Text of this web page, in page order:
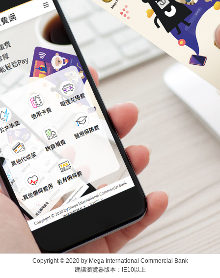
Copyright © 2020 by Mega International Commercial Bank
建議瀏覽器版本：IE10以上